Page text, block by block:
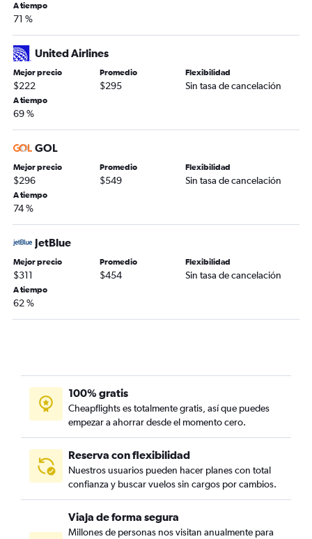
A tiempo
71 %
United Airlines
Mejor precio
$222
Promedio
$295
Flexibilidad
Sin tasa de cancelación
A tiempo
69 %
GOL
Mejor precio
$296
Promedio
$549
Flexibilidad
Sin tasa de cancelación
A tiempo
74 %
JetBlue
Mejor precio
$311
Promedio
$454
Flexibilidad
Sin tasa de cancelación
A tiempo
62 %
100% gratis
Cheapflights es totalmente gratis, así que puedes
empezar a ahorrar desde el momento cero.
Reserva con flexibilidad
Nuestros usuarios pueden hacer planes con total
confianza y buscar vuelos sin cargos por cambios.
Viaja de forma segura
Millones de personas nos visitan anualmente para